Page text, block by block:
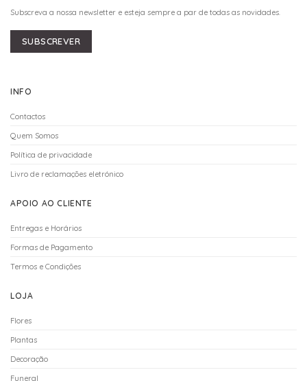
Subscreva a nossa newsletter e esteja sempre a par de todas as novidades.
SUBSCREVER
INFO
Contactos
Quem Somos
Política de privacidade
Livro de reclamações eletrónico
APOIO AO CLIENTE
Entregas e Horários
Formas de Pagamento
Termos e Condições
LOJA
Flores
Plantas
Decoração
Funeral